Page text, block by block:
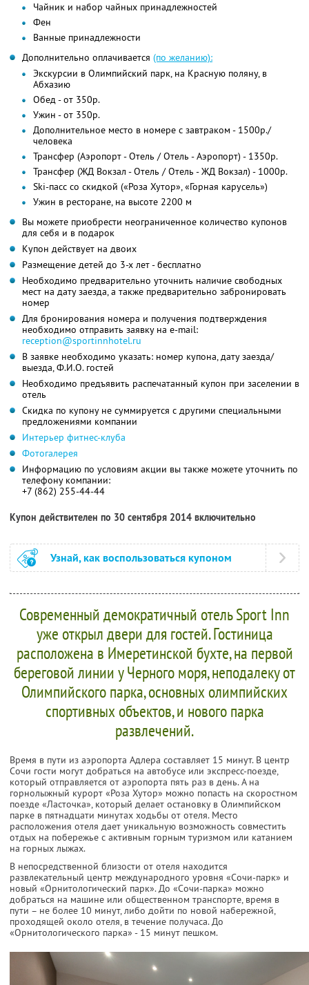
Чайник и набор чайных принадлежностей
Фен
Ванные принадлежности
Дополнительно оплачивается (по желанию):
Экскурсии в Олимпийский парк, на Красную поляну, в
Абхазию
Обед - от 350р.
Ужин - от 350р.
Дополнительное место в номере с завтраком - 1500р./
человека
Трансфер (Аэропорт - Отель / Отель - Аэропорт) - 1350р.
Трансфер (ЖД Вокзал - Отель / Отель - ЖД Вокзал) - 1000р.
Ski-пасс со скидкой («Роза Хутор», «Горная карусель»)
Ужин в ресторане, на высоте 2200 м
Вы можете приобрести неограниченное количество купонов
для себя и в подарок
Купон действует на двоих
Размещение детей до 3-х лет - бесплатно
Необходимо предварительно уточнить наличие свободных
мест на дату заезда, а также предварительно забронировать
номер
Для бронирования номера и получения подтверждения
необходимо отправить заявку на e-mail:
reception@sportinnhotel.ru
В заявке необходимо указать: номер купона, дату заезда/
выезда, Ф.И.О. гостей
Необходимо предъявить распечатанный купон при заселении в
отель
Скидка по купону не суммируется с другими специальными
предложениями компании
Интерьер фитнес-клуба
Фотогалерея
Информацию по условиям акции вы также можете уточнить по
телефону компании:
+7 (862) 255-44-44
Купон действителен по 30 сентября 2014 включительно
Узнай, как воспользоваться купоном
Современный демократичный отель Sport Inn
уже открыл двери для гостей. Гостиница
расположена в Имеретинской бухте, на первой
береговой линии у Черного моря, неподалеку от
Олимпийского парка, основных олимпийских
спортивных объектов, и нового парка
развлечений.
Время в пути из аэропорта Адлера составляет 15 минут. В центр
Сочи гости могут добраться на автобусе или экспресс-поезде,
который отправляется от аэропорта пять раз в день. А на
горнолыжный курорт «Роза Хутор» можно попасть на скоростном
поезде «Ласточка», который делает остановку в Олимпийском
парке в пятнадцати минутах ходьбы от отеля. Место
расположения отеля дает уникальную возможность совместить
отдых на побережье с активным горным туризмом или катанием
на горных лыжах.
В непосредственной близости от отеля находится
развлекательный центр международного уровня «Сочи-парк» и
новый «Орнитологический парк». До «Сочи-парка» можно
добраться на машине или общественном транспорте, время в
пути – не более 10 минут, либо дойти по новой набережной,
проходящей около отеля, в течение получаса. До
«Орнитологического парка» - 15 минут пешком.